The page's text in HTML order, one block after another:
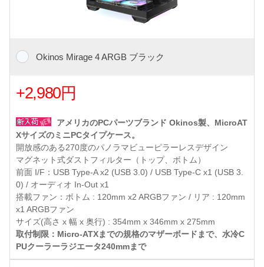
Okinos Mirage 4 ARGB ブラック
+2,980円
アメリカのPCパーツブランド Okinos製、MicroAT
XサイズのミニPCタイプケース。
開放感のある270度のパノラマビューピラーレスデザイン
マグネット式ダストフィルター（トップ、ボトム）
前面 I/F：USB Type-A x2 (USB 3.0) / USB Type-C x1 (USB 3.
0) / オーディオ In-Out x1
搭載ファン：ボトム : 120mm x2 ARGBファン / リア : 120mm
x1 ARGBファン
サイズ(高さ x 幅 x 奥行) : 354mm x 346mm x 275mm
取付制限：Micro-ATXまでの規格のマザーボードまで、水冷C
PUクーラーラジエータ240mmまで